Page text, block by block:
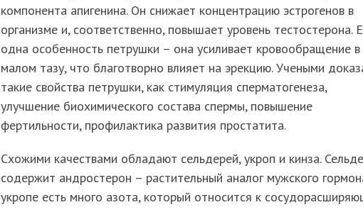
компонента апигенина. Он снижает концентрацию эстрогенов в
организме и, соответственно, повышает уровень тестостерона.
одна особенность петрушки – она усиливает кровообращение в
малом тазу, что благотворно влияет на эрекцию. Учеными
такие свойства петрушки, как стимуляция сперматогенеза,
улучшение биохимического состава спермы, повышение
фертильности, профилактика развития простатита.
Схожими качествами обладают сельдерей, укроп и кинза.
содержит андростерон – растительный аналог мужского
укропе есть много азота, который относится к